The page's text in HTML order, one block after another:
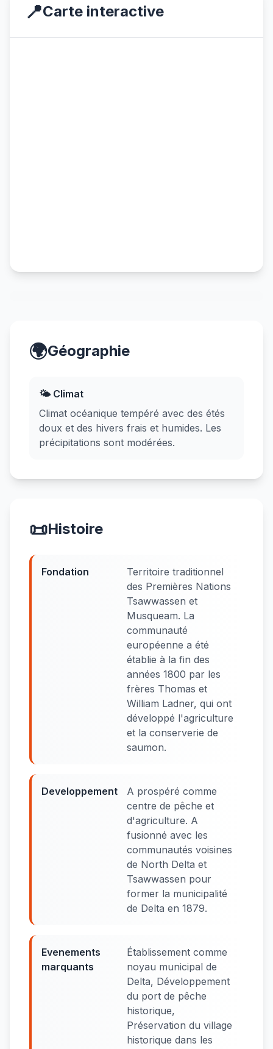
📍Carte interactive
🌍Géographie
🌤️ Climat
Climat océanique tempéré avec des étés
doux et des hivers frais et humides. Les
précipitations sont modérées.
📜Histoire
Fondation
Territoire traditionnel
des Premières Nations
Tsawwassen et
Musqueam. La
communauté
européenne a été
établie à la fin des
années 1800 par les
frères Thomas et
William Ladner, qui ont
développé l'agriculture
et la conserverie de
saumon.
Developpement
A prospéré comme
centre de pêche et
d'agriculture. A
fusionné avec les
communautés voisines
de North Delta et
Tsawwassen pour
former la municipalité
de Delta en 1879.
Evenements
marquants
Établissement comme
noyau municipal de
Delta, Développement
du port de pêche
historique,
Préservation du village
historique dans les